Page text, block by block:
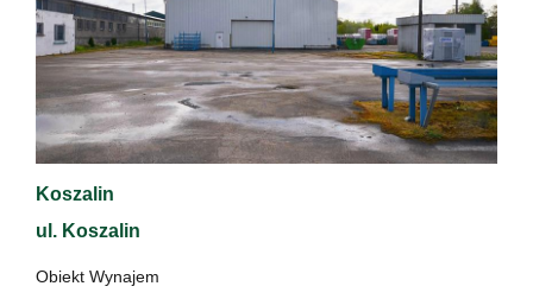
Koszalin
ul. Koszalin
Obiekt Wynajem